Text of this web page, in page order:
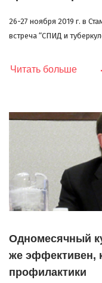
26-27 ноября 2019 г. в
встреча “СПИД и
Читать больше
Одномесячный
же эффективен,
профилактики